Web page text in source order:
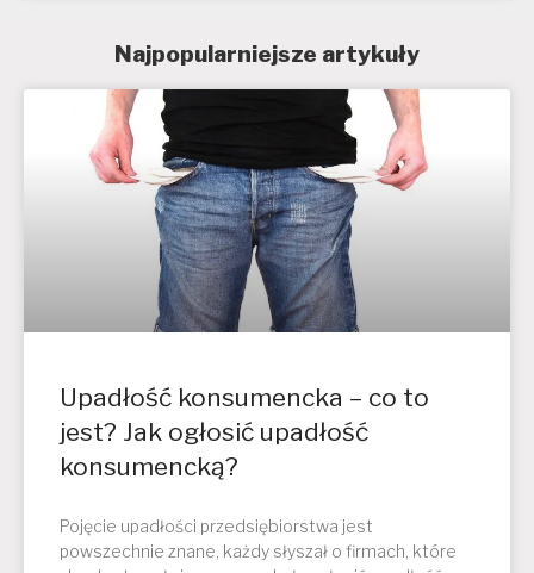
Najpopularniejsze artykuły
Upadłość konsumencka – co to
jest? Jak ogłosić upadłość
konsumencką?
Pojęcie upadłości przedsiębiorstwa jest
powszechnie znane, każdy słyszał o firmach, które